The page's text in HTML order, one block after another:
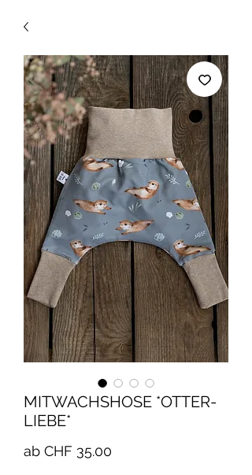
MITWACHSHOSE *OTTER-
LIEBE*
ab CHF 35.00